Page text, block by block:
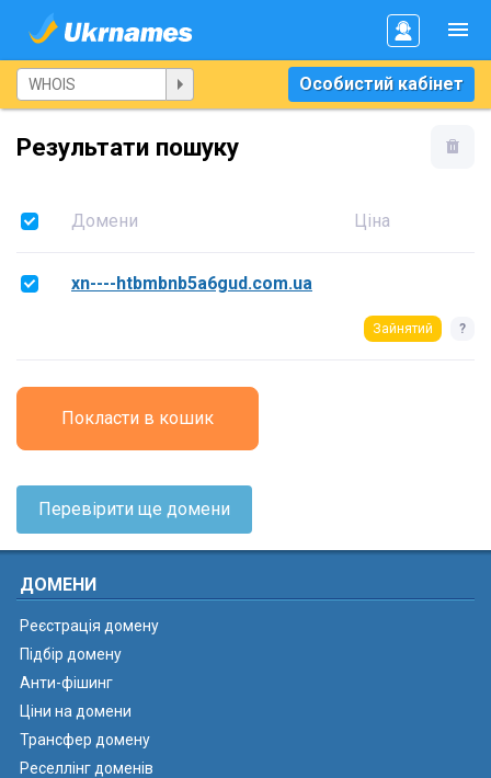
Особистий кабінет
Результати пошуку
Домени Ціна
xn----htbmbnb5a6gud.com.ua
Зайнятий ?
Покласти в кошик
Перевірити ще домени
ДОМЕНИ
Реєстрація домену
Підбір домену
Анти-фішинг
Ціни на домени
Трансфер домену
Реселлінг доменів